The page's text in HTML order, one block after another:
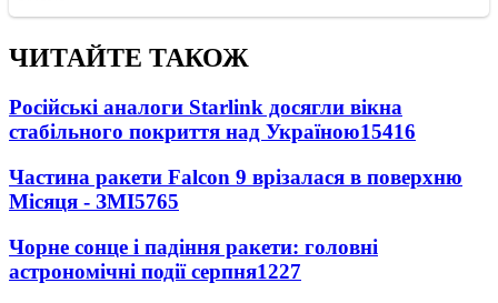
ЧИТАЙТЕ ТАКОЖ
Російські аналоги Starlink досягли вікна
стабільного покриття над Україною15416
Частина ракети Falcon 9 врізалася в поверхню
Місяця - ЗМІ5765
Чорне сонце і падіння ракети: головні
астрономічні події серпня1227